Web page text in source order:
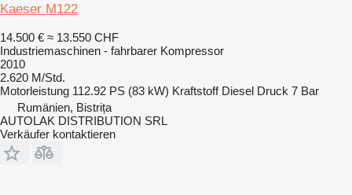
Kaeser M122
14.500 € ≈ 13.550 CHF
Industriemaschinen - fahrbarer Kompressor
2010
2.620 M/Std.
Motorleistung 112.92 PS (83 kW) Kraftstoff Diesel Druck 7 Bar
Rumänien, Bistrița
AUTOLAK DISTRIBUTION SRL
Verkäufer kontaktieren